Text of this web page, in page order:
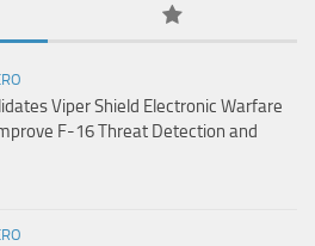
Viper Shield Electronic Warfare
F-16 Threat Detection and